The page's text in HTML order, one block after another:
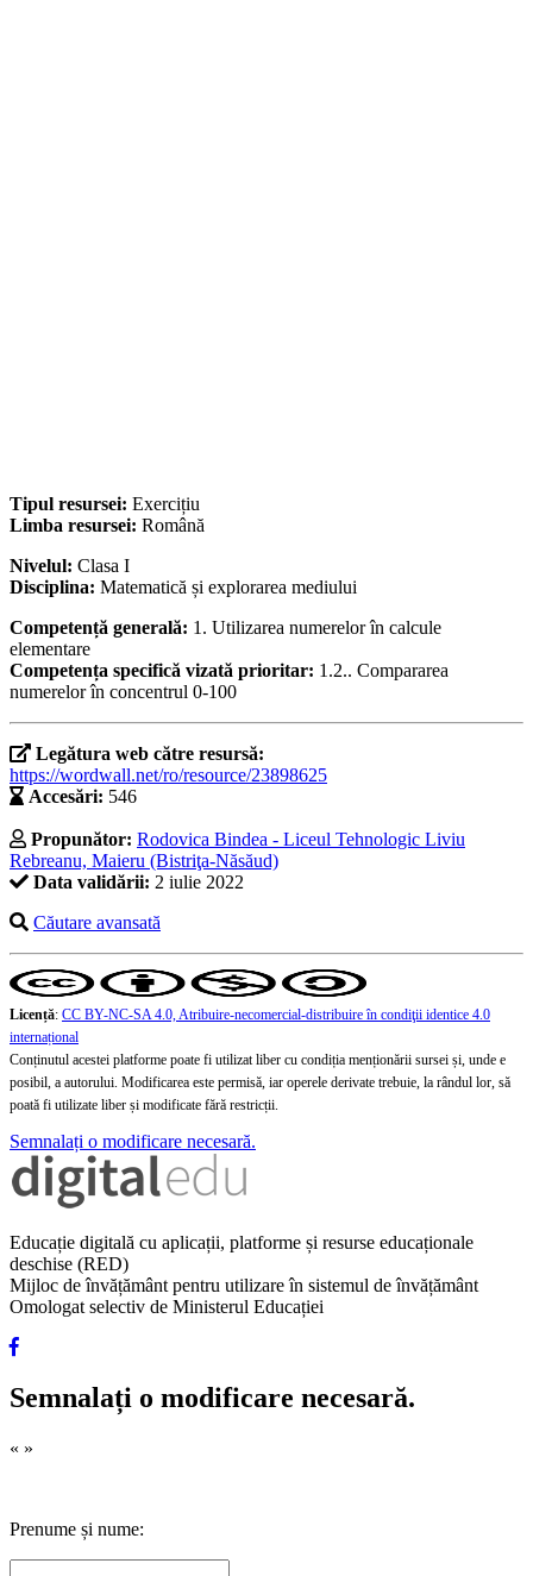
Tipul resursei: Exercițiu
Limba resursei: Română
Nivelul: Clasa I
Disciplina: Matematică și explorarea mediului
Competență generală: 1. Utilizarea numerelor în calcule
elementare
Competența specifică vizată prioritar: 1.2.. Compararea
numerelor în concentrul 0-100
Legătura web către resursă:
https://wordwall.net/ro/resource/23898625
Accesări: 546
Propunător: Rodovica Bindea - Liceul Tehnologic Liviu
Rebreanu, Maieru (Bistriţa-Năsăud)
Data validării: 2 iulie 2022
Căutare avansată
Licență: CC BY-NC-SA 4.0, Atribuire-necomercial-distribuire în condiţii identice 4.0
internațional
Conținutul acestei platforme poate fi utilizat liber cu condiția menționării sursei și, unde e
posibil, a autorului. Modificarea este permisă, iar operele derivate trebuie, la rândul lor, să
poată fi utilizate liber și modificate fără restricții.
Semnalați o modificare necesară.
Educație digitală cu aplicații, platforme și resurse educaționale
deschise (RED)
Mijloc de învățământ pentru utilizare în sistemul de învățământ
Omologat selectiv de Ministerul Educației
Semnalați o modificare necesară.
« »
Prenume și nume: